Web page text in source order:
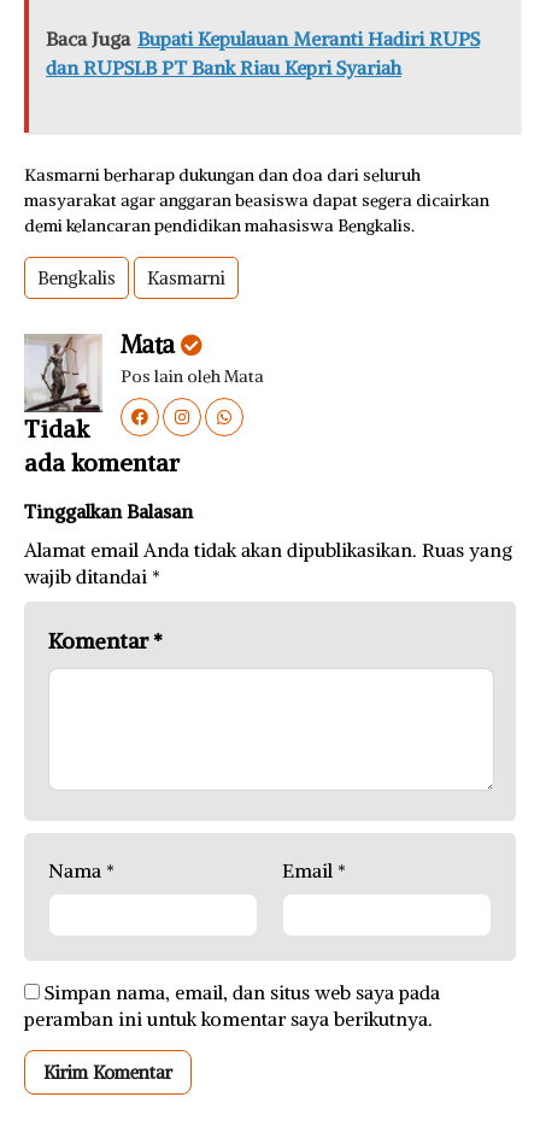
Baca Juga Bupati Kepulauan Meranti Hadiri RUPS
dan RUPSLB PT Bank Riau Kepri Syariah
Kasmarni berharap dukungan dan doa dari seluruh
masyarakat agar anggaran beasiswa dapat segera dicairkan
demi kelancaran pendidikan mahasiswa Bengkalis.
Bengkalis Kasmarni
Mata
Pos lain oleh Mata
Tidak
ada komentar
Tinggalkan Balasan
Alamat email Anda tidak akan dipublikasikan. Ruas yang
wajib ditandai *
Komentar*
Nama * Email *
Simpan nama, email, dan situs web saya pada
peramban ini untuk komentar saya berikutnya.